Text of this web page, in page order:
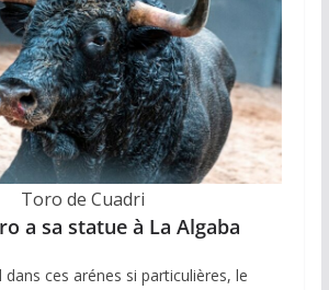
Toro de Cuadri
a sa statue à La Algaba
ces arénes si particulières, le